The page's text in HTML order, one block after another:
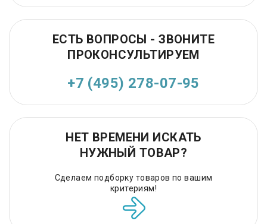
ЕСТЬ ВОПРОСЫ - ЗВОНИТЕ
ПРОКОНСУЛЬТИРУЕМ
+7 (495) 278-07-95
НЕТ ВРЕМЕНИ ИСКАТЬ
НУЖНЫЙ ТОВАР?
Сделаем подборку товаров по вашим
критериям!